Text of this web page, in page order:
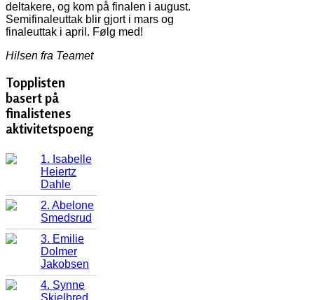
deltakere, og kom på finalen i august.
Semifinaleuttak blir gjort i mars og
finaleuttak i april. Følg med!
Hilsen fra Teamet
Topplisten
basert på
finalistenes
aktivitetspoeng
1. Isabelle
Heiertz
Dahle
2. Abelone
Smedsrud
3. Emilie
Dolmer
Jakobsen
4. Synne
Skjelbred